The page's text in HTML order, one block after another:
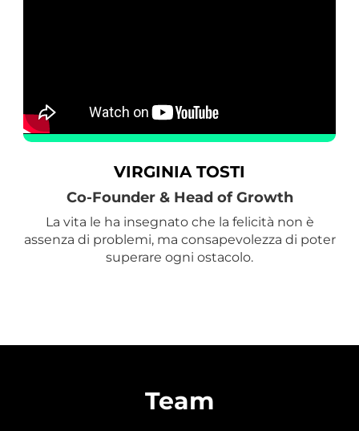
VIRGINIA TOSTI
Co-Founder & Head of Growth
La vita le ha insegnato che la felicità non è
assenza di problemi, ma consapevolezza di poter
superare ogni ostacolo.
Team